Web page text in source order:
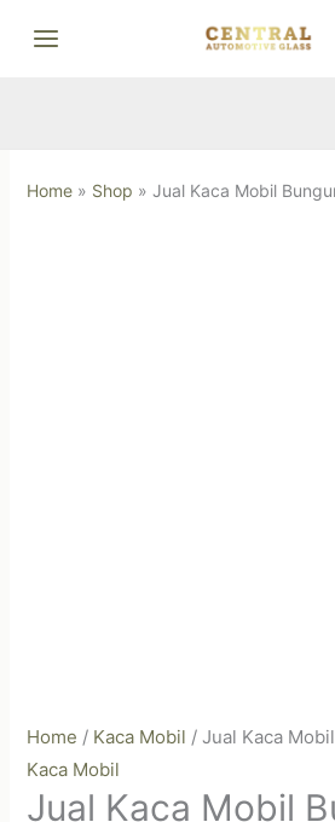
Home» Shop » Jual Kaca Mobil
Home / Kaca Mobil / Jual Kaca
Kaca Mobil
Jual Kaca Mobil